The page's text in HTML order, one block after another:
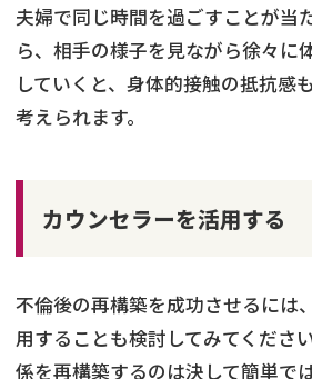
夫婦で同じ時間を過ごすことが当
ら、相手の様子を見ながら徐々に
していくと、身体的接触の抵抗感
考えられます。
カウンセラーを活用する
不倫後の再構築を成功させるには
用することも検討してみてくださ
係を再構築するのは決して簡単で